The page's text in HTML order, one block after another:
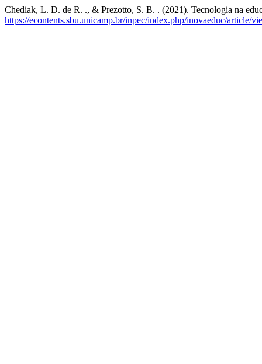
Chediak, L. D. de R. ., & Prezotto, S. B. . (2021). Tecnologia na
https://econtents.sbu.unicamp.br/inpec/index.php/inovaeduc/article/